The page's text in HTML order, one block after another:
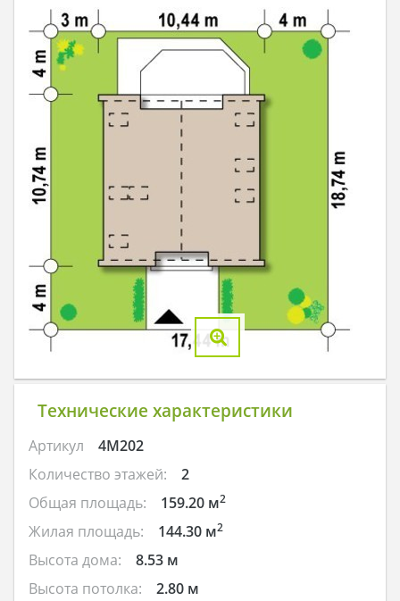
Технические характеристики
Артикул
4M202
Количество этажей:
2
Общая площадь:
159.20 м2
Жилая площадь: 144.30 м2
Высота дома:
8.53 м
Высота потолка:
2.80 м